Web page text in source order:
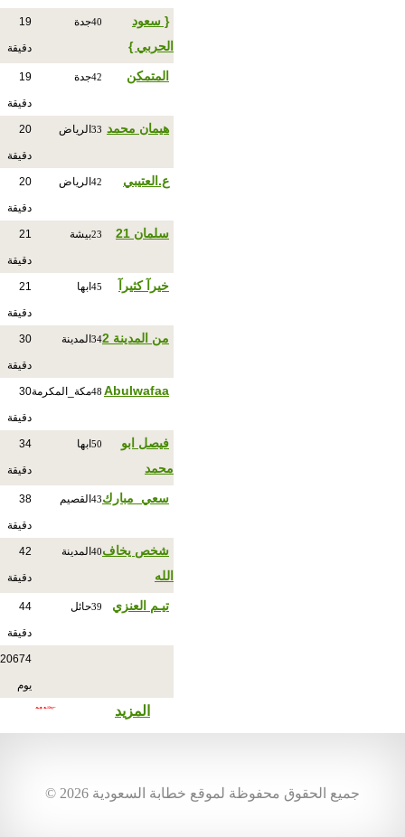
{ سعود
الحربي }
40جدة 19
دقيقة
المتمكن 42جدة 19
دقيقة
هيمان محمد 33 الرياض 20
دقيقة
ع.العتيبي 42 الرياض 20
دقيقة
سلمان 21 23بيشة 21
دقيقة
خيرآ كثيرآ 45 ابها 21
دقيقة
من المدينة 2 34 المدينة 30
دقيقة
Abulwafaa
48مكة_المكرمة30
دقيقة
فيصل ابو
محمد
50 ابها 34
دقيقة
سعي_مبارك43 القصيم 38
دقيقة
شخص يخاف
الله
40 المدينة 42
دقيقة
تيـم العنزي 39حائل 44
دقيقة
20674
يوم
المزيد
© جميع الحقوق محفوظة لموقع خطابة السعودية 2026